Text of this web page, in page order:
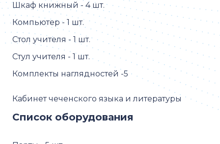
Шкаф книжный - 4 шт.
Компьютер - 1 шт.
Стол учителя - 1 шт.
Стул учителя - 1 шт.
Комплекты наглядностей -5
Кабинет чеченского языка и литературы
Список оборудования